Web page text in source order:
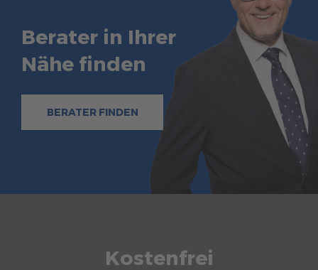
Berater in Ihrer
Nähe finden
BERATER FINDEN
Kostenfrei